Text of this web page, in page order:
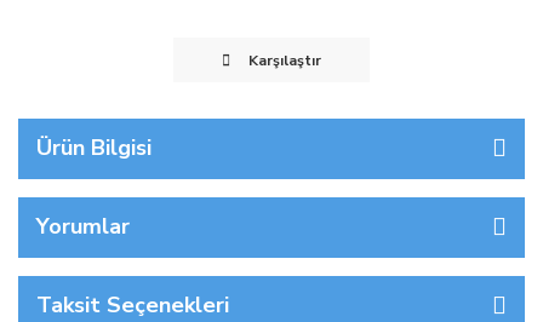
Karşılaştır
Ürün Bilgisi
Yorumlar
Taksit Seçenekleri